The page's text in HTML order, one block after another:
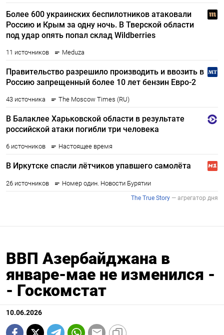
ВВП Азербайджана в
январе-мае не изменился -
- Госкомстат
10.06.2026